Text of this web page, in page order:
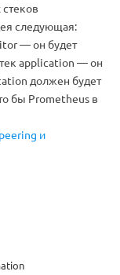
следующая:
— он будет
application — он
должен будет
бы Prometheus в
и